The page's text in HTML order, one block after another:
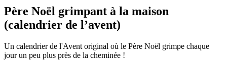
Père Noël grimpant à la maison
(calendrier de l’avent)
Un calendrier de l'Avent original où le Père Noël grimpe chaque
jour un peu plus près de la cheminée !